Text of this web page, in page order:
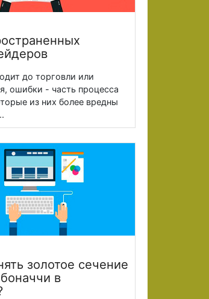
до торговли или
ошибки - часть процесса
из них более вредны
золотое сечение
в